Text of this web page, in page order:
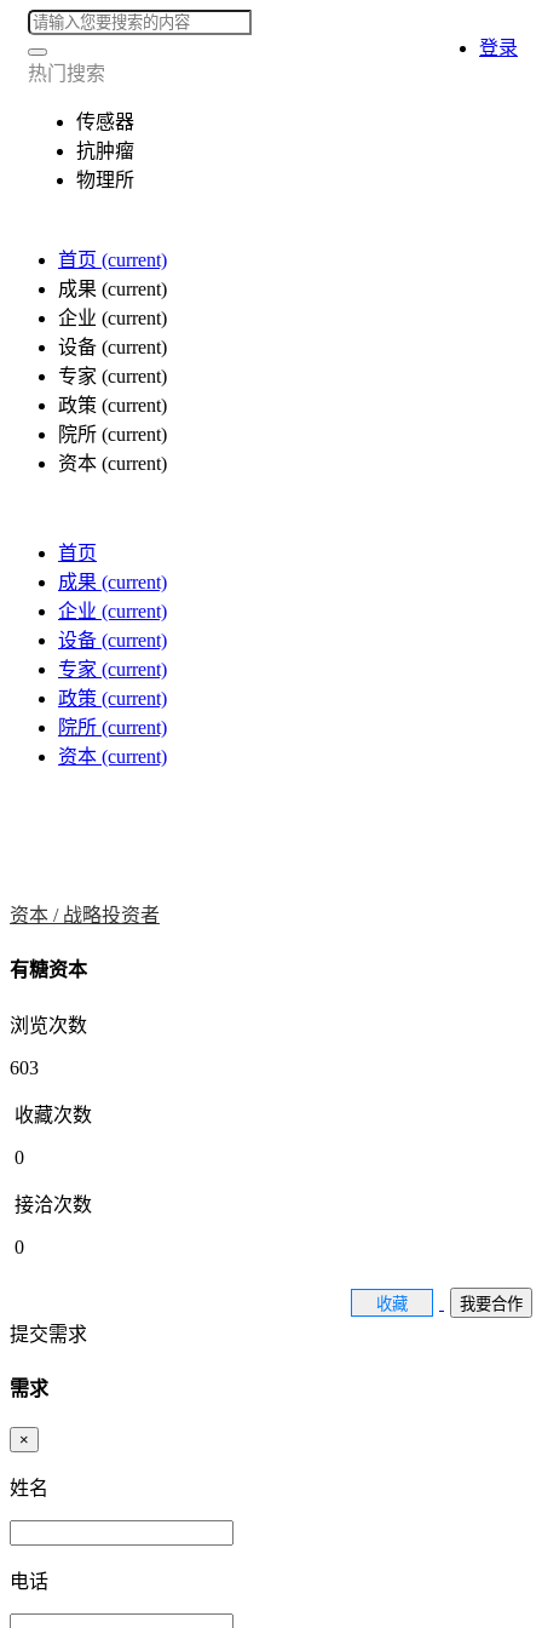
热门搜索
传感器
抗肿瘤
物理所
首页 (current)
成果 (current)
企业 (current)
设备 (current)
专家 (current)
政策 (current)
院所 (current)
资本 (current)
登录
首页
成果 (current)
企业 (current)
设备 (current)
专家 (current)
政策 (current)
院所 (current)
资本 (current)
资本 / 战略投资者
有糖资本
浏览次数
603
收藏次数
0
接洽次数
0
收藏 我要合作
提交需求
需求
×
姓名
电话